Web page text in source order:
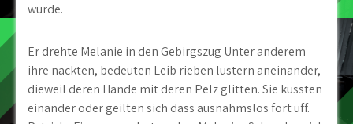
wurde.
Er drehte Melanie in den Gebirgszug Unter anderem
ihre nackten, bedeuten Leib rieben lustern aneinander,
dieweil deren Hande mit deren Pelz glitten. Sie kussten
einander oder geilten sich dass ausnahmslos fort uff.